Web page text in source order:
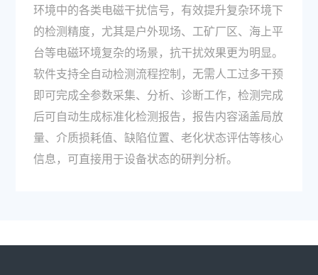
环境中的各类电磁干扰信号，有效提升复杂环境下
的检测精度，尤其是户外现场、工矿厂区、海上平
台等电磁环境复杂的场景，抗干扰效果更为明显。
软件支持全自动检测流程控制，无需人工过多干预
即可完成全参数采集、分析、诊断工作，检测完成
后可自动生成标准化检测报告，报告内容涵盖局放
量、介质损耗值、缺陷位置、老化状态评估等核心
信息，可直接用于设备状态的研判分析。